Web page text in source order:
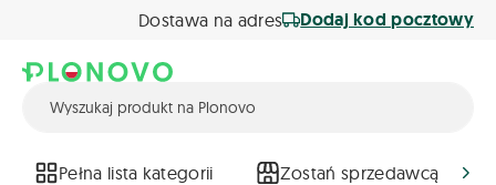
Dostawa na adres Dodaj kod pocztowy
Pełna lista kategorii Zostań sprzedawcą